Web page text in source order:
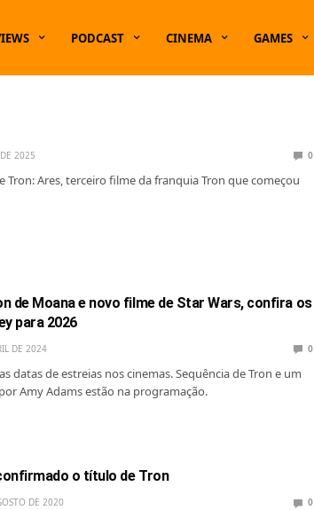
PODCAST CINEMA GAMES
2025 0
Tron: Ares, terceiro filme da franquia Tron que começou
de Moana e novo filme de Star Wars, confira os
para 2026
DE 2024 0
datas de estreias nos cinemas. Sequência de Tron e um
Amy Adams estão na programação.
o título de Tron
DE 2020 0